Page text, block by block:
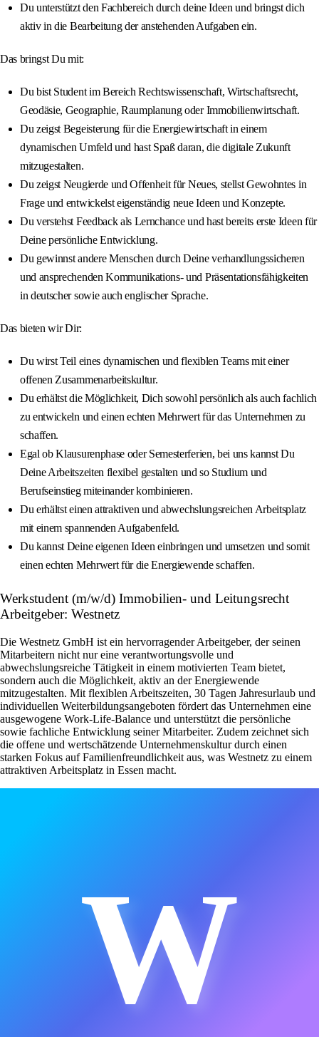
Du unterstützt den Fachbereich durch deine Ideen und bringst dich
aktiv in die Bearbeitung der anstehenden Aufgaben ein.
Das bringst Du mit:
Du bist Student im Bereich Rechtswissenschaft, Wirtschaftsrecht,
Geodäsie, Geographie, Raumplanung oder Immobilienwirtschaft.
Du zeigst Begeisterung für die Energiewirtschaft in einem
dynamischen Umfeld und hast Spaß daran, die digitale Zukunft
mitzugestalten.
Du zeigst Neugierde und Offenheit für Neues, stellst Gewohntes in
Frage und entwickelst eigenständig neue Ideen und Konzepte.
Du verstehst Feedback als Lernchance und hast bereits erste Ideen für
Deine persönliche Entwicklung.
Du gewinnst andere Menschen durch Deine verhandlungssicheren
und ansprechenden Kommunikations- und Präsentationsfähigkeiten
in deutscher sowie auch englischer Sprache.
Das bieten wir Dir:
Du wirst Teil eines dynamischen und flexiblen Teams mit einer
offenen Zusammenarbeitskultur.
Du erhältst die Möglichkeit, Dich sowohl persönlich als auch fachlich
zu entwickeln und einen echten Mehrwert für das Unternehmen zu
schaffen.
Egal ob Klausurenphase oder Semesterferien, bei uns kannst Du
Deine Arbeitszeiten flexibel gestalten und so Studium und
Berufseinstieg miteinander kombinieren.
Du erhältst einen attraktiven und abwechslungsreichen Arbeitsplatz
mit einem spannenden Aufgabenfeld.
Du kannst Deine eigenen Ideen einbringen und umsetzen und somit
einen echten Mehrwert für die Energiewende schaffen.
Werkstudent (m/w/d) Immobilien- und Leitungsrecht
Arbeitgeber: Westnetz
Die Westnetz GmbH ist ein hervorragender Arbeitgeber, der seinen
Mitarbeitern nicht nur eine verantwortungsvolle und
abwechslungsreiche Tätigkeit in einem motivierten Team bietet,
sondern auch die Möglichkeit, aktiv an der Energiewende
mitzugestalten. Mit flexiblen Arbeitszeiten, 30 Tagen Jahresurlaub und
individuellen Weiterbildungsangeboten fördert das Unternehmen eine
ausgewogene Work-Life-Balance und unterstützt die persönliche
sowie fachliche Entwicklung seiner Mitarbeiter. Zudem zeichnet sich
die offene und wertschätzende Unternehmenskultur durch einen
starken Fokus auf Familienfreundlichkeit aus, was Westnetz zu einem
attraktiven Arbeitsplatz in Essen macht.
W